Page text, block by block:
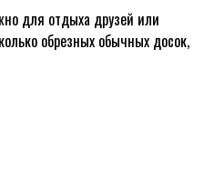
для отдыха друзей или
обрезных обычных досок,